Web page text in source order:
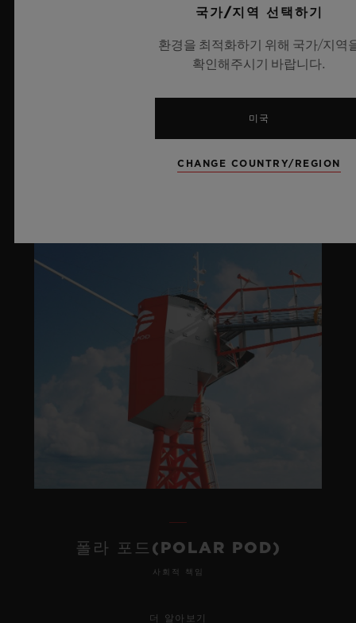
라이프스타일
더 알아보기
폴라 포드(POLAR POD)
사회적 책임
더 알아보기
국가/지역 선택하기
환경을 최적화하기 위해 국가/지역
확인해주시기 바랍니다.
미국
CHANGE COUNTRY/REGION